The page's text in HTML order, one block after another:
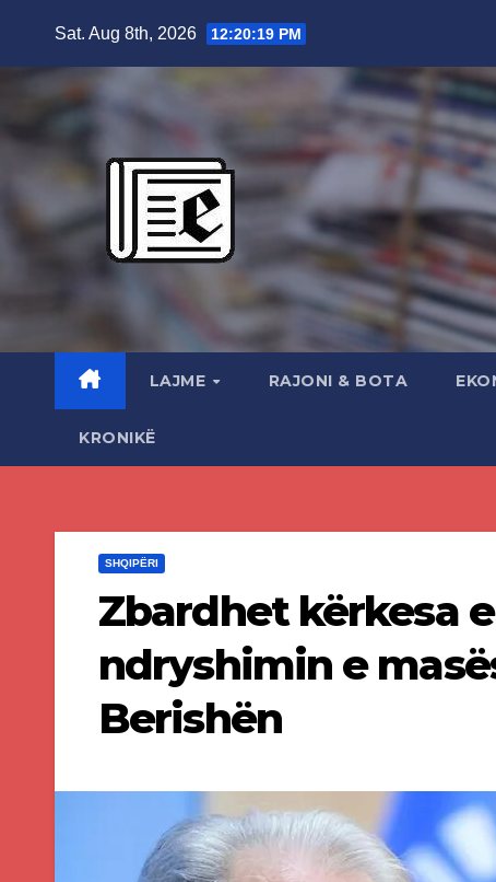
Sat. Aug 8th, 2026 12:20:20 PM
LAJME RAJONI & BOTA
KRONIKË
SHQIPËRI
Zbardhet kërkesa
ndryshimin e
Berishën